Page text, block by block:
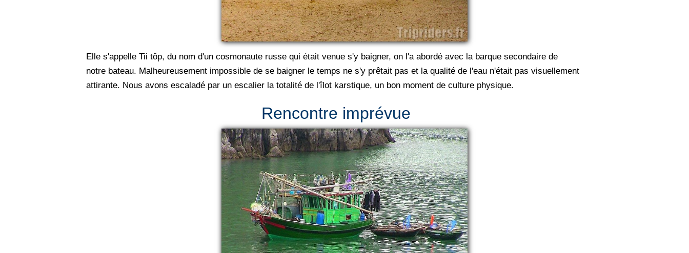
Elle s'appelle Tii tôp, du nom d'un cosmonaute russe qui était venue s'y baigner, on l'a abordé avec la barque secondaire de
notre bateau. Malheureusement impossible de se baigner le temps ne s'y prêtait pas et la qualité de l'eau n'était pas visuellement
attirante. Nous avons escaladé par un escalier la totalité de l'îlot karstique, un bon moment de culture physique.
Rencontre imprévue